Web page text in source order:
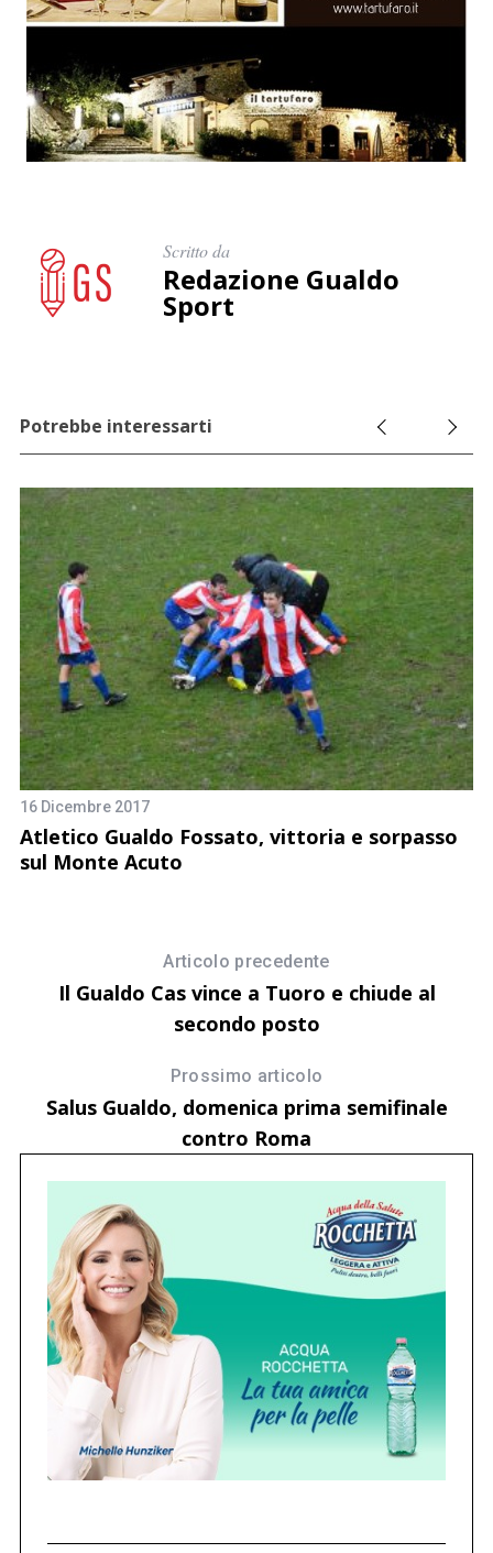
Scritto da
Redazione Gualdo
Sport
Potrebbe interessarti
16 Dicembre 2017
Atletico Gualdo Fossato, vittoria e sorpasso
sul Monte Acuto
Articolo precedente
Il Gualdo Cas vince a Tuoro e chiude al
secondo posto
Prossimo articolo
Salus Gualdo, domenica prima semifinale
contro Roma